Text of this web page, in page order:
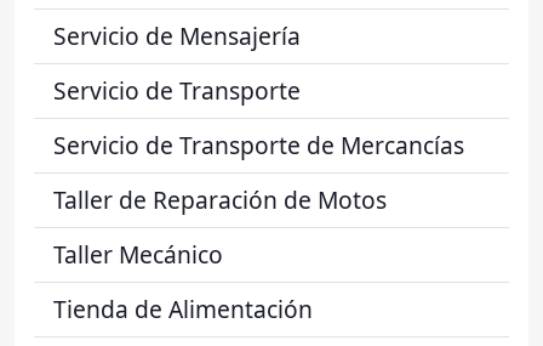
Servicio de Mensajería
Servicio de Transporte
Servicio de Transporte de Mercancías
Taller de Reparación de Motos
Taller Mecánico
Tienda de Alimentación